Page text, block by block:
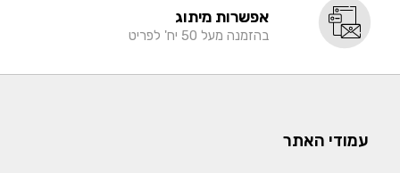
אפשרות מיתוג
בהזמנה מעל 50 יח' לפריט
עמודי האתר